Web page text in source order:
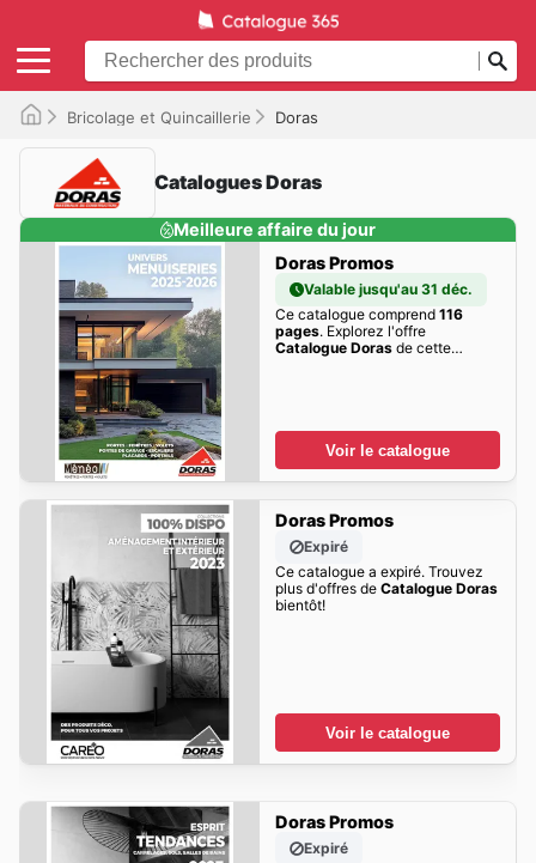
Bricolage et Quincaillerie Doras
Catalogues Doras
Meilleure affaire du jour
Doras Promos
Valable jusqu'au 31 déc.
Ce catalogue comprend 116
pages. Explorez l'offre
Catalogue Dorasde cette
Voir le catalogue
Doras Promos
Expiré
Ce catalogue a expiré. Trouvez
plus d'offres de Catalogue Doras
bientôt!
Voir le catalogue
Doras Promos
Expiré